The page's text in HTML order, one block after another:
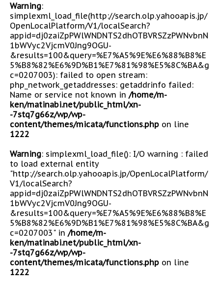
Warning:
simplexml_load_file(http://search.olp.yahooapis.jp/
OpenLocalPlatform/V1/localSearch?
appid=dj0zaiZpPWlWNDNTS2dhOTBVRSZzPWNvbnN
1bWVyc2VjcmV0Jng9OGU-
&results=100&query=%E7%A5%9E%E6%88%B8%E
5%B8%82%E6%9D%B1%E7%81%98%E5%8C%BA&g
c=0207003): failed to open stream:
php_network_getaddresses: getaddrinfo failed:
Name or service not known in /home/m-
ken/matinabi.net/public_html/xn-
-7stq7g66z/wp/wp-
content/themes/micata/functions.php on line
1222
Warning: simplexml_load_file(): I/O warning : failed
to load external entity
"http://search.olp.yahooapis.jp/OpenLocalPlatform/
V1/localSearch?
appid=dj0zaiZpPWlWNDNTS2dhOTBVRSZzPWNvbnN
1bWVyc2VjcmV0Jng9OGU-
&results=100&query=%E7%A5%9E%E6%88%B8%E
5%B8%82%E6%9D%B1%E7%81%98%E5%8C%BA&g
c=0207003" in /home/m-
ken/matinabi.net/public_html/xn-
-7stq7g66z/wp/wp-
content/themes/micata/functions.php on line
1222